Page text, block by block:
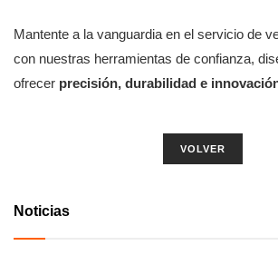
Noticias
Mantente a la vanguardia en el servicio de
con nuestras herramientas de confianza,
ofrecer precisión, durabilidad e
VOLVER